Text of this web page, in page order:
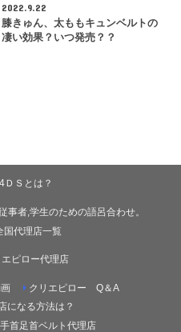
2022.9.22
膝きゅん、太ももキュンベルトの
凄い効果？いつ発売？？
4ＤＳとは？
事者,学生のための語呂合わせ。
国代理店一覧
ピロー代理店
クリエピロー Q＆A
になる方法は？
首足首ベルト代理店